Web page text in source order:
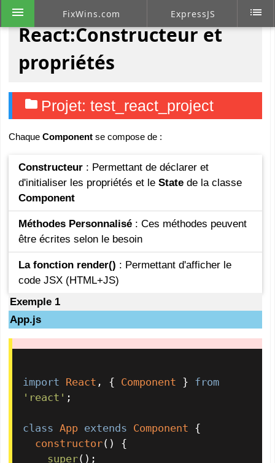
menu FixWins.com ExpressJS list
React:Constructeur et
propriétés
folder Projet: test_react_project
Chaque Component se compose de :
Constructeur : Permettant de déclarer et
d'initialiser les propriétés et le State de la classe
Component
Méthodes Personnalisé : Ces méthodes peuvent
être écrites selon le besoin
La fonction render() : Permettant d'afficher le
code JSX (HTML+JS)
Exemple 1
App.js
import React , { Component } from
'react' ;
class App extends Component {
constructor( ) {
super();